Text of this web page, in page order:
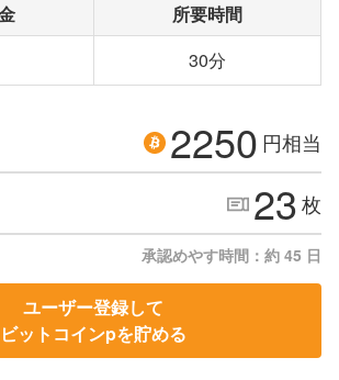
所要時間
30分
2250 円相当
23枚
承認めやす時間：約 45 日
ユーザー登録して
ビットコインpを貯める